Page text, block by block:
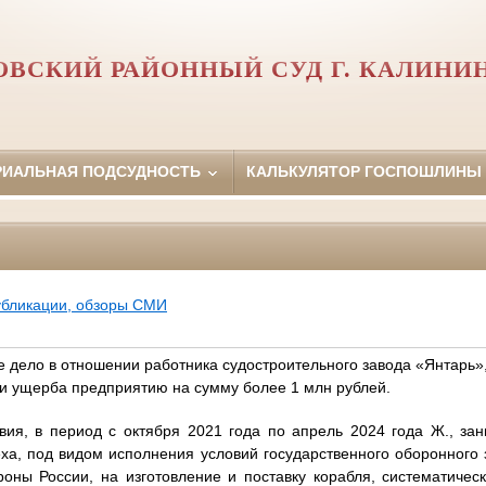
РАЙОННЫЙ СУД Г.
ПОДСУДНОСТЬ КАЛЬКУЛЯТОР ГОСПОШЛИНЫ
обзоры СМИ
дело в отношении работника судостроительного завода
ущерба предприятию на сумму более 1 млн рублей.
в период с октября 2021 года по апрель 2024 года Ж.,
под видом исполнения условий государственного оборонного
России, на изготовление и поставку корабля,